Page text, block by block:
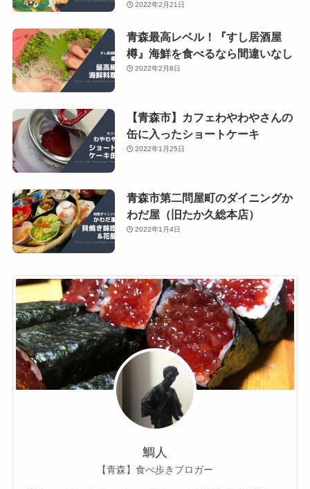
2022年2月21日
青森最高レベル！『すし居酒屋
樽』海鮮を食べるなら間違いなし
2022年2月8日
【青森市】カフェわやわやさんの
缶に入ったショートケーキ
2022年1月25日
青森市第二問屋町のダイニングか
わだ屋（旧たか久総本店）
2022年1月4日
鯛人
【青森】食べ歩きブロガー